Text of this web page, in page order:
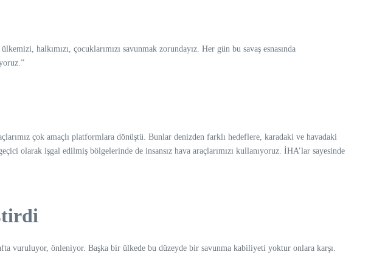
halkımızı, çocuklarımızı savunmak zorundayız. Her gün bu savaş esnasında
çok amaçlı platformlara dönüştü. Bunlar denizden farklı hedeflere, karadaki ve havadaki
olarak işgal edilmiş bölgelerinde de insansız hava araçlarımızı kullanıyoruz. İHA’lar sayesinde
vuruluyor, önleniyor. Başka bir ülkede bu düzeyde bir savunma kabiliyeti yoktur onlara karşı.